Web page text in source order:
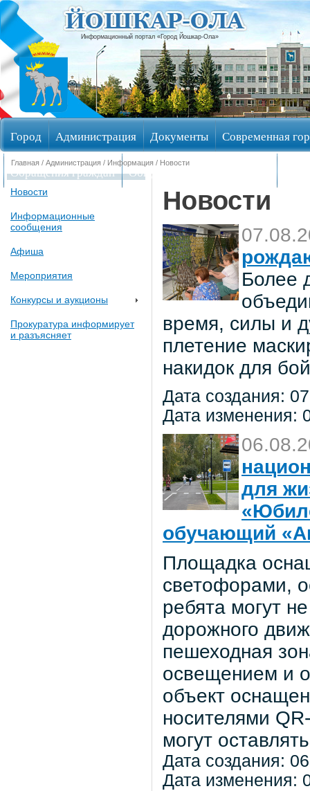
Информационный портал «Город Йошкар-Ола»
Город Администрация Документы Современная
Обращения граждан Общественные обсуждения
Главная / Администрация / Информация / Новости
Новости
Информационные
сообщения
Афиша
Мероприятия
Конкурсы и аукционы
Прокуратура информирует
и разъясняет
Новости
Более
время, силы и
плетение
накидок для
Дата создания:
Дата изменения:
для
обучающий
Площадка
светофорами,
ребята могут
дорожного
пешеходная
освещением и
объект
носителями
могут
Дата создания:
Дата изменения: